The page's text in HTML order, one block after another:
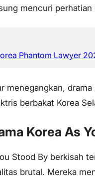
mencuri perhatian
Phantom Lawyer
menegangkan,
berbakat Korea
Korea As
Stood By berkisah
brutal. Mereka